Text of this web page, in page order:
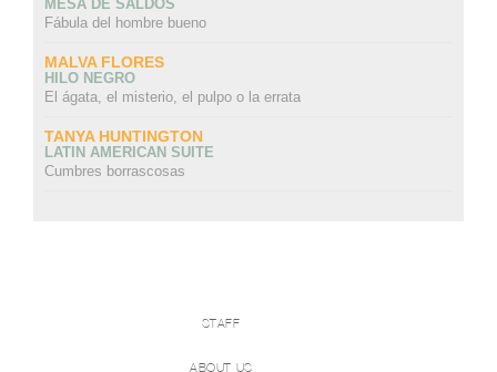
MESA DE SALDOS
Fábula del hombre bueno
MALVA FLORES
HILO NEGRO
El ágata, el misterio, el pulpo o la errata
TANYA HUNTINGTON
LATIN AMERICAN SUITE
Cumbres borrascosas
STAFF
ABOUT US